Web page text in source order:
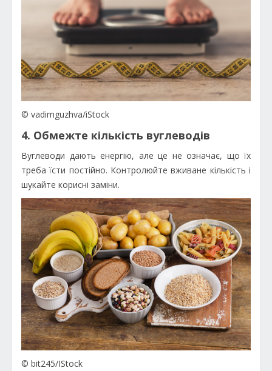
© vadimguzhva/iStock
4. Обмежте кількість вуглеводів
Вуглеводи дають енергію, але це не означає, що їх
треба їсти постійно. Контролюйте вживане кількість і
шукайте корисні заміни.
© bit245/IStock